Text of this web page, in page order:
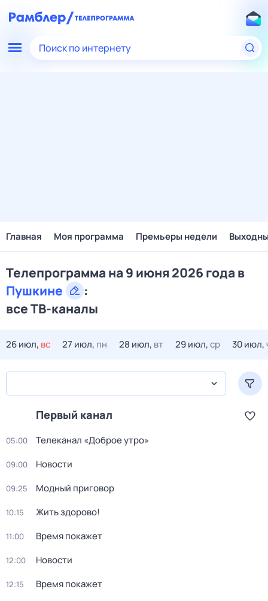
Поиск по интернету
Главная Моя программа Премьеры недели
Телепрограмма на 9 июня 2026 года в
Пушкине
:
все ТВ-каналы
26 июл, вс 27 июл, пн 28 июл, вт 29 июл,ср 30 июл,
Первый канал
05:00 Телеканал «Доброе утро»
09:00 Новости
09:25 Модный приговор
10:15 Жить здорово!
11:00 Время покажет
12:00 Новости
12:15 Время покажет